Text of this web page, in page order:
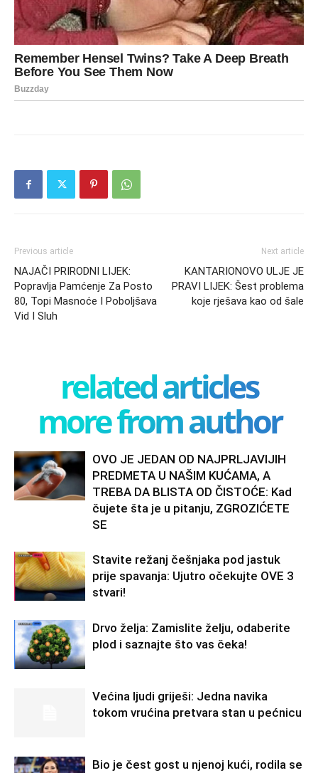
Previous article
NAJAČI PRIRODNI LIJEK:
Popravlja Pamćenje Za Posto
80, Topi Masnoće I Poboljšava
Vid I Sluh
Next article
KANTARIONOVO ULJE JE
PRAVI LIJEK: Šest problema
koje rješava kao od šale
related articles
more from author
OVO JE JEDAN OD NAJPRLJAVIJIH
PREDMETA U NAŠIM KUĆAMA, A
TREBA DA BLISTA OD ČISTOĆE: Kad
čujete šta je u pitanju, ZGROZIĆETE
SE
Stavite režanj češnjaka pod jastuk
prije spavanja: Ujutro očekujte OVE 3
stvari!
Drvo želja: Zamislite želju, odaberite
plod i saznajte što vas čeka!
Većina ljudi griješi: Jedna navika
tokom vrućina pretvara stan u pećnicu
Bio je čest gost u njenoj kući, rodila se